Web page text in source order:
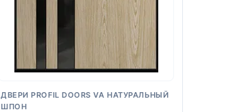
ДВЕРИ PROFIL DOORS VA НАТУРАЛЬНЫЙ
ШПОН